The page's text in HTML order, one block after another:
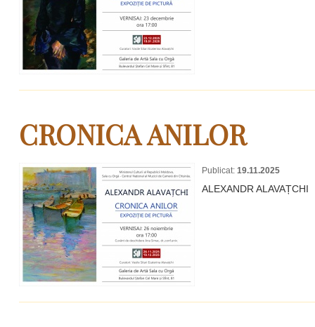
CRONICA ANILOR
Publicat: 19.11.2025
ALEXANDR ALAVAȚCHI